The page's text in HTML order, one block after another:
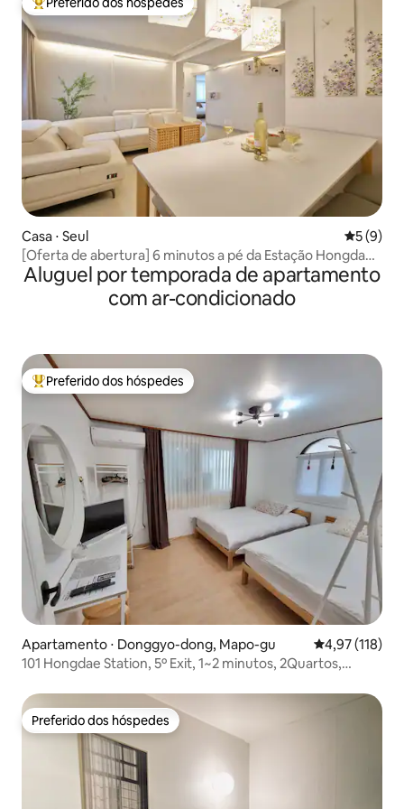
Entre os melhores preferidos dos hóspedes
Casa ⋅ Seul 5 de
5 (9)
[Oferta de abertura] 6 minutos a pé da Estação Hongdae /
1 minuto do Hongdae Main / 4 quartos com ampla sala de
estar para 11 pessoas / 7 camas / 2,5 banheiros / roupa de
cama de hotel / depósito de bagagens
Aluguel por temporada de apartamento
com ar-condicionado
Entre os melhores preferidos dos hóspedes
Preferido dos hóspedes
Apartamento ⋅ Donggyo-dong, Mapo-gu 4,97 de uma
4,97 (118)
101 Hongdae Station, 5º Exit, 1~2 minutos, 2Quartos,
Preferido dos hóspedes
Preferido dos hóspedes